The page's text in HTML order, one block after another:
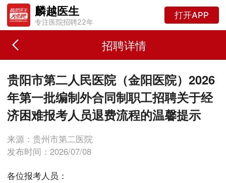
麟越医生
专注医院招聘22年
打开APP
招聘详情
贵阳市第二人民医院（金阳医院）2026
年第一批编制外合同制职工招聘关于经
济困难报考人员退费流程的温馨提示
来源：贵州市第二医院
发布时间：2026/07/08
各位报考人员：